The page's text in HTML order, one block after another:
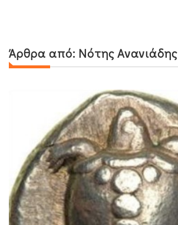
Άρθρα από: Νότης Ανανιάδης